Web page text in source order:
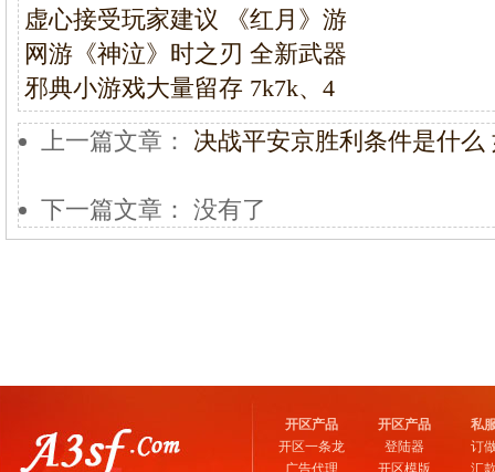
虚心接受玩家建议 《红月》游
网游《神泣》时之刃 全新武器
邪典小游戏大量留存 7k7k、4
上一篇文章： 决战平安京胜利条件是什么
下一篇文章： 没有了
开区产品
开区一条龙
广告代理
开区产品
登陆器
开区模版
私
订
汇